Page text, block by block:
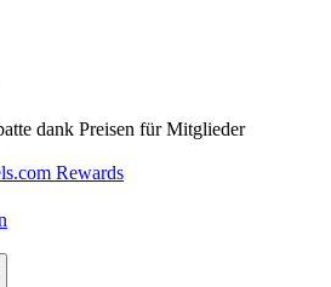
dank Preisen für Mitglieder
Rewards